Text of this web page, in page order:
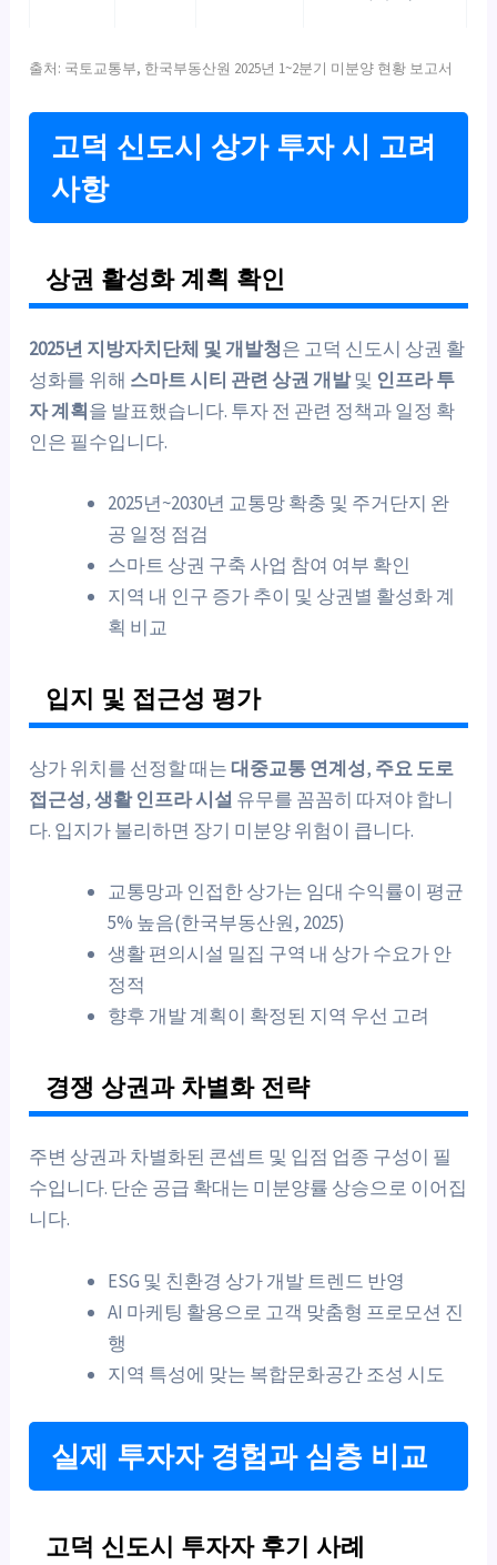
출처: 국토교통부, 한국부동산원 2025년 1~2분기 미분양 현황 보고서
고덕 신도시 상가 투자 시 고려
사항
상권 활성화 계획 확인
2025년 지방자치단체 및 개발청은 고덕 신도시 상권 활
성화를 위해 스마트 시티 관련 상권 개발및 인프라 투
자 계획을 발표했습니다. 투자 전 관련 정책과 일정 확
인은 필수입니다.
2025년~2030년 교통망 확충 및 주거단지 완
공 일정 점검
스마트 상권 구축 사업 참여 여부 확인
지역 내 인구 증가 추이 및 상권별 활성화 계
획 비교
입지 및 접근성 평가
상가 위치를 선정할 때는 대중교통 연계성, 주요 도로
접근성,생활 인프라 시설 유무를 꼼꼼히 따져야 합니
다. 입지가 불리하면 장기 미분양 위험이 큽니다.
교통망과 인접한 상가는 임대 수익률이 평균
5% 높음(한국부동산원, 2025)
생활 편의시설 밀집 구역 내 상가 수요가 안
정적
향후 개발 계획이 확정된 지역 우선 고려
경쟁 상권과 차별화 전략
주변 상권과 차별화된 콘셉트 및 입점 업종 구성이 필
수입니다. 단순 공급 확대는 미분양률 상승으로 이어집
니다.
ESG 및 친환경 상가 개발 트렌드 반영
AI 마케팅 활용으로 고객 맞춤형 프로모션 진
행
지역 특성에 맞는 복합문화공간 조성 시도
실제 투자자 경험과 심층 비교
고덕 신도시 투자자 후기 사례